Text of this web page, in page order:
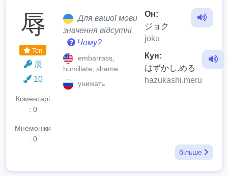
辱
Топ
辰
10
Коментарі
: 0
Мнемоніки
: 0
Для вашої мови
значення відсутні
Чому?
embarrass,
humiliate, shame
унижать
Он:
ジョク
joku
Кун:
はずかし.める
hazukashi.meru
більше